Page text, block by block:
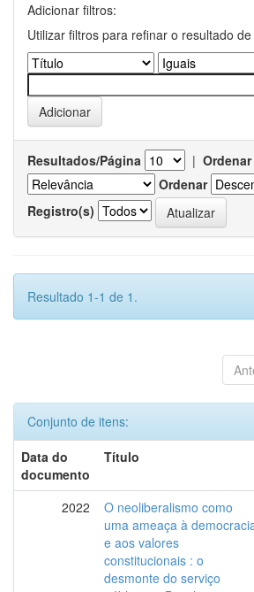
Adicionar filtros:
Utilizar filtros para refinar o resultado
Resultados/Página |
Ordenar
Registro(s)
Resultado 1-1 de 1.
Conjunto de itens:
Data do
documento
Título
2022
O neoliberalismo como
uma ameaça à
e aos valores
constitucionais : o
desmonte do serviço